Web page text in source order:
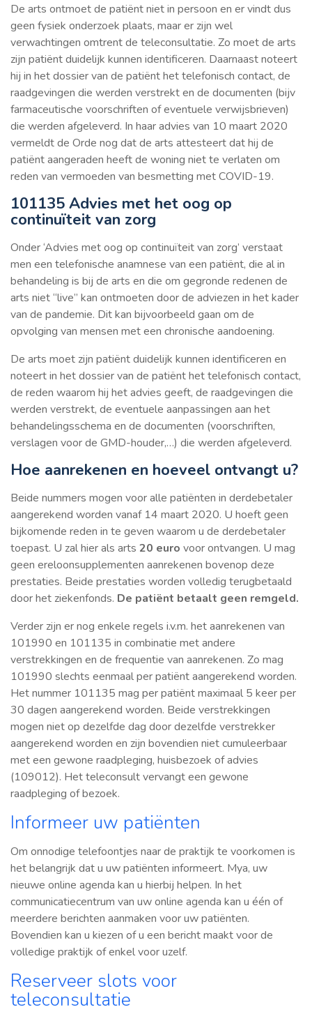
De arts ontmoet de patiënt niet in persoon en er vindt dus
geen fysiek onderzoek plaats, maar er zijn wel
verwachtingen omtrent de teleconsultatie. Zo moet de arts
zijn patiënt duidelijk kunnen identificeren. Daarnaast noteert
hij in het dossier van de patiënt het telefonisch contact, de
raadgevingen die werden verstrekt en de documenten (bijv
farmaceutische voorschriften of eventuele verwijsbrieven)
die werden afgeleverd. In haar advies van 10 maart 2020
vermeldt de Orde nog dat de arts attesteert dat hij de
patiënt aangeraden heeft de woning niet te verlaten om
reden van vermoeden van besmetting met COVID-19.
101135 Advies met het oog op
continuïteit van zorg
Onder ‘Advies met oog op continuïteit van zorg’ verstaat
men een telefonische anamnese van een patiënt, die al in
behandeling is bij de arts en die om gegronde redenen de
arts niet “live” kan ontmoeten door de adviezen in het kader
van de pandemie. Dit kan bijvoorbeeld gaan om de
opvolging van mensen met een chronische aandoening.
De arts moet zijn patiënt duidelijk kunnen identificeren en
noteert in het dossier van de patiënt het telefonisch contact,
de reden waarom hij het advies geeft, de raadgevingen die
werden verstrekt, de eventuele aanpassingen aan het
behandelingsschema en de documenten (voorschriften,
verslagen voor de GMD-houder,…) die werden afgeleverd.
Hoe aanrekenen en hoeveel ontvangt u?
Beide nummers mogen voor alle patiënten in derdebetaler
aangerekend worden vanaf 14 maart 2020. U hoeft geen
bijkomende reden in te geven waarom u de derdebetaler
toepast. U zal hier als arts 20 euro voor ontvangen. U mag
geen ereloonsupplementen aanrekenen bovenop deze
prestaties. Beide prestaties worden volledig terugbetaald
door het ziekenfonds. De patiënt betaalt geen remgeld.
Verder zijn er nog enkele regels i.v.m. het aanrekenen van
101990 en 101135 in combinatie met andere
verstrekkingen en de frequentie van aanrekenen. Zo mag
101990 slechts eenmaal per patiënt aangerekend worden.
Het nummer 101135 mag per patiënt maximaal 5 keer per
30 dagen aangerekend worden. Beide verstrekkingen
mogen niet op dezelfde dag door dezelfde verstrekker
aangerekend worden en zijn bovendien niet cumuleerbaar
met een gewone raadpleging, huisbezoek of advies
(109012). Het teleconsult vervangt een gewone
raadpleging of bezoek.
Informeer uw patiënten
Om onnodige telefoontjes naar de praktijk te voorkomen is
het belangrijk dat u uw patiënten informeert. Mya, uw
nieuwe online agenda kan u hierbij helpen. In het
communicatiecentrum van uw online agenda kan u één of
meerdere berichten aanmaken voor uw patiënten.
Bovendien kan u kiezen of u een bericht maakt voor de
volledige praktijk of enkel voor uzelf.
Reserveer slots voor
teleconsultatie